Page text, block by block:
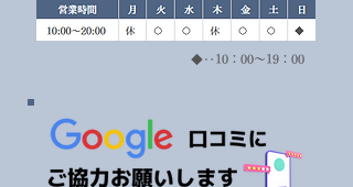
◆‥10：00～19：00